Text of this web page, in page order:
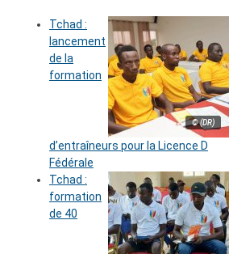
© (DR)
Tchad :
lancement
de la
formation
d’entraîneurs pour la Licence D
Fédérale
Tchad :
formation
de 40